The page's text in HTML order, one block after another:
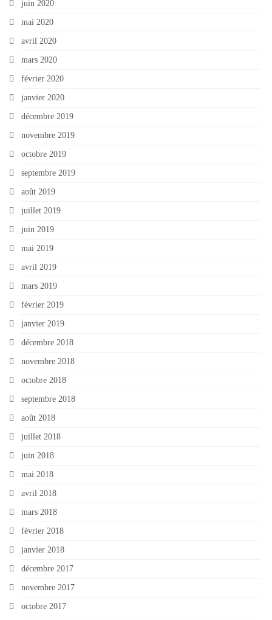
juin 2020
mai 2020
avril 2020
mars 2020
février 2020
janvier 2020
décembre 2019
novembre 2019
octobre 2019
septembre 2019
août 2019
juillet 2019
juin 2019
mai 2019
avril 2019
mars 2019
février 2019
janvier 2019
décembre 2018
novembre 2018
octobre 2018
septembre 2018
août 2018
juillet 2018
juin 2018
mai 2018
avril 2018
mars 2018
février 2018
janvier 2018
décembre 2017
novembre 2017
octobre 2017